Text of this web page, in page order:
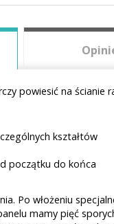
powiesić na
kształtów
początku do końca
Po włożeniu
mamy pięć